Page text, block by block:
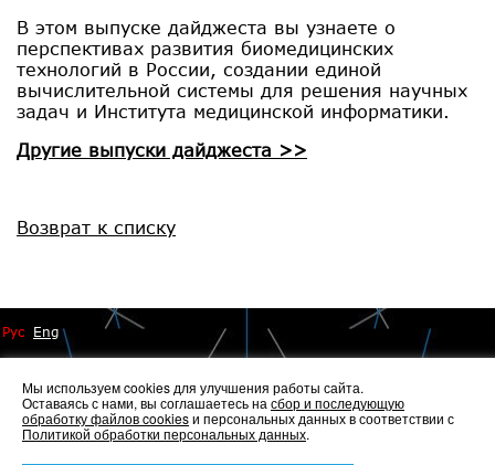
В этом выпуске дайджеста вы узнаете о
перспективах развития биомедицинских
технологий в России, создании единой
вычислительной системы для решения научных
задач и Института медицинской информатики.
Другие выпуски дайджеста >>
Возврат к списку
Рус Eng
© 2014 - 2026 Иннопрактика
Мы используем cookies для улучшения работы сайта.
Оставаясь с нами, вы соглашаетесь на сбор и последующую
обработку файлов cookiesи персональных данных в соответствии с
Политикой обработки персональных данных.